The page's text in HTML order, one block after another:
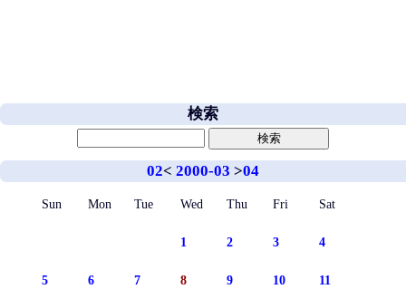
検索
02< 2000-03 >04
Sun Mon Tue Wed Thu Fri Sat
1 2 3 4
5 6 7 8 9 10 11